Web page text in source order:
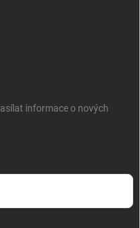
informace o nových